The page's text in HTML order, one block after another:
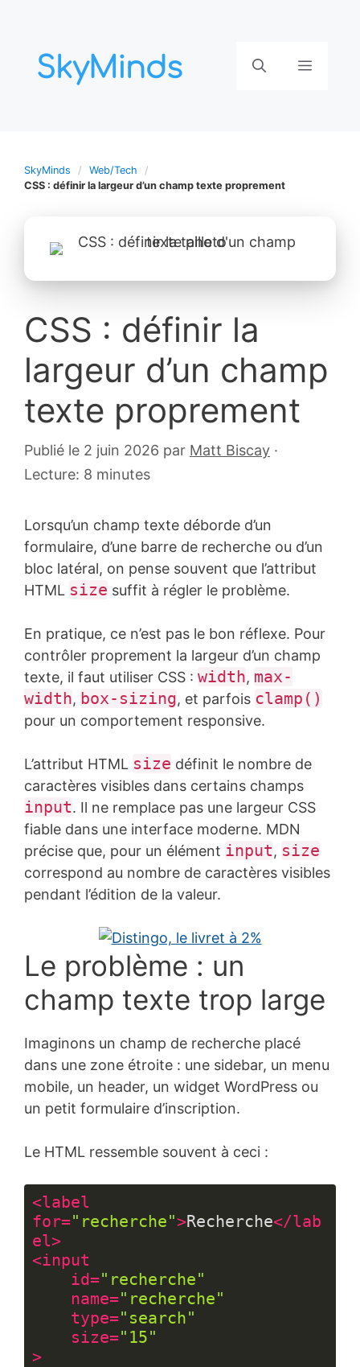
contenu
Menu
SkyMinds
Web/Tech
CSS : définir la largeur d’un champ texte proprement
CSS : définir la
largeur d’un champ
texte proprement
Publié le 2 juin 2026 par Matt Biscay ·
Lecture: 8 minutes
Lorsqu’un champ texte déborde d’un
formulaire, d’une barre de recherche ou d’un
bloc latéral, on pense souvent que l’attribut
HTML size suffit à régler le problème.
En pratique, ce n’est pas le bon réflexe. Pour
contrôler proprement la largeur d’un champ
texte, il faut utiliser CSS : width, max-
width, box-sizing, et parfois clamp()
pour un comportement responsive.
L’attribut HTML size définit le nombre de
caractères visibles dans certains champs
input. Il ne remplace pas une largeur CSS
fiable dans une interface moderne. MDN
précise que, pour un élément input, size
correspond au nombre de caractères visibles
pendant l’édition de la valeur.
Le problème : un
champ texte trop large
Imaginons un champ de recherche placé
dans une zone étroite : une sidebar, un menu
mobile, un header, un widget WordPress ou
un petit formulaire d’inscription.
Le HTML ressemble souvent à ceci :
<label
for="recherche">Recherche</lab
el>
<input
id="recherche"
name="recherche"
type="search"
size="15"
>